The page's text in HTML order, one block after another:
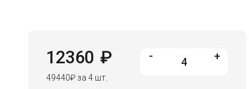
12360 ₽
49440₽за 4 шт.
- +